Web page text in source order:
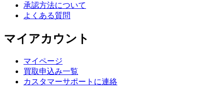
承認方法について
よくある質問
マイアカウント
マイページ
買取申込み一覧
カスタマーサポートに連絡